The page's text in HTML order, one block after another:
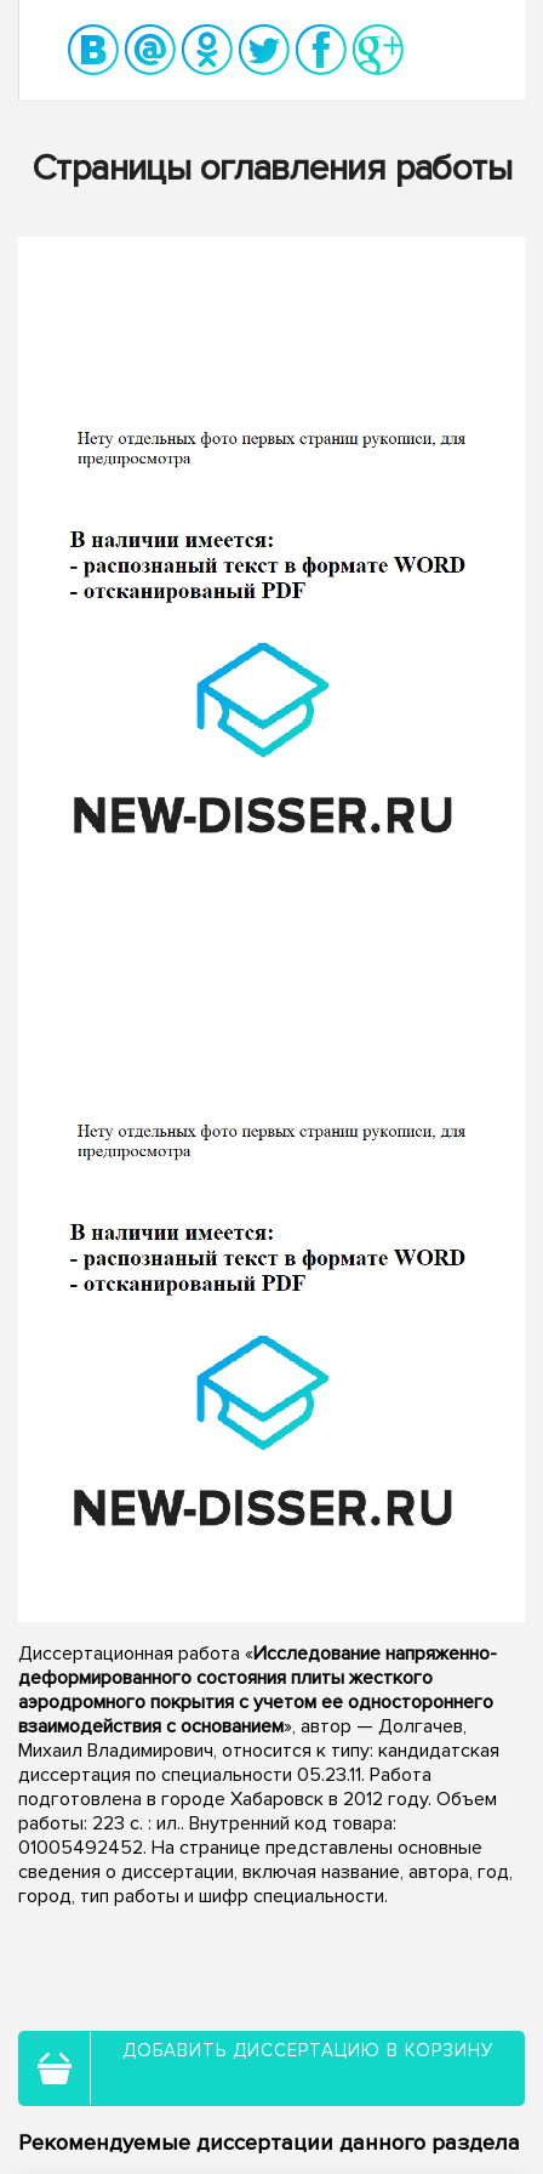
Страницы оглавления работы
Диссертационная работа «Исследование напряженно-
деформированного состояния плиты жесткого
аэродромного покрытия с учетом ее одностороннего
взаимодействия с основанием», автор — Долгачев,
Михаил Владимирович, относится к типу: кандидатская
диссертация по специальности 05.23.11. Работа
подготовлена в городе Хабаровск в 2012 году. Объем
работы: 223 с. : ил.. Внутренний код товара:
01005492452. На странице представлены основные
сведения о диссертации, включая название, автора, год,
город, тип работы и шифр специальности.
ДОБАВИТЬ ДИССЕРТАЦИЮ В КОРЗИНУ
Рекомендуемые диссертации данного раздела